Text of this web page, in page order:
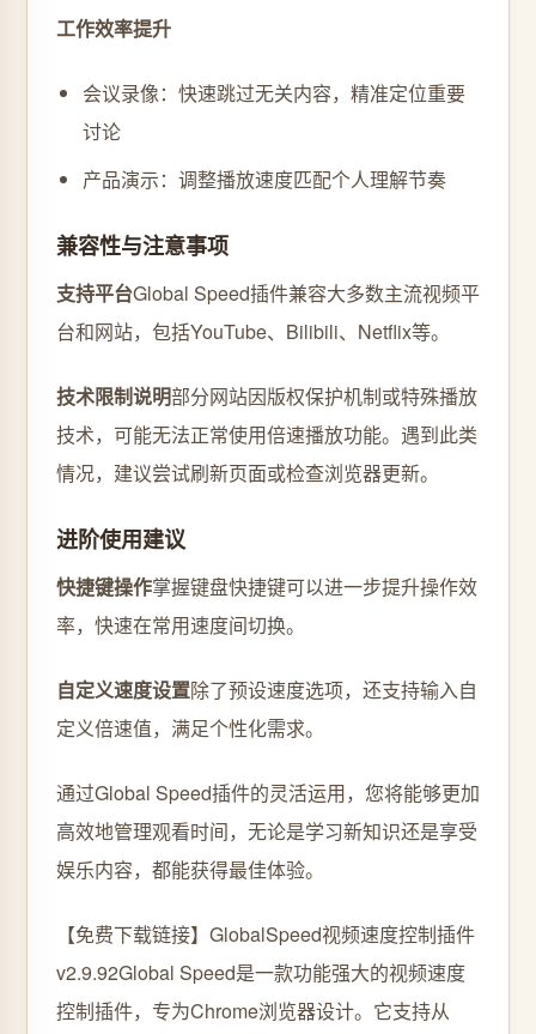
工作效率提升
会议录像：快速跳过无关内容，精准定位重要
讨论
产品演示：调整播放速度匹配个人理解节奏
兼容性与注意事项
支持平台Global Speed插件兼容大多数主流视频平
台和网站，包括YouTube、Bilibili、Netflix等。
技术限制说明部分网站因版权保护机制或特殊播放
技术，可能无法正常使用倍速播放功能。遇到此类
情况，建议尝试刷新页面或检查浏览器更新。
进阶使用建议
快捷键操作掌握键盘快捷键可以进一步提升操作效
率，快速在常用速度间切换。
自定义速度设置除了预设速度选项，还支持输入自
定义倍速值，满足个性化需求。
通过Global Speed插件的灵活运用，您将能够更加
高效地管理观看时间，无论是学习新知识还是享受
娱乐内容，都能获得最佳体验。
【免费下载链接】GlobalSpeed视频速度控制插件
v2.9.92Global Speed是一款功能强大的视频速度
控制插件，专为Chrome浏览器设计。它支持从